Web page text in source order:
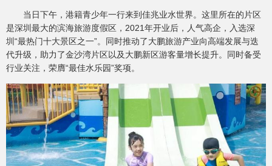
当日下午，港籍青少年一行来到佳兆业水世界。这里所在的片区
是深圳最大的滨海旅游度假区，2021年开业后，人气高企，入选深
圳“最热门十大景区之一”。同时推动了大鹏旅游产业向高端发展与迭
代升级，助力了金沙湾片区以及大鹏新区游客量增长提升。同时备受
行业关注，荣膺“最佳水乐园”奖项。